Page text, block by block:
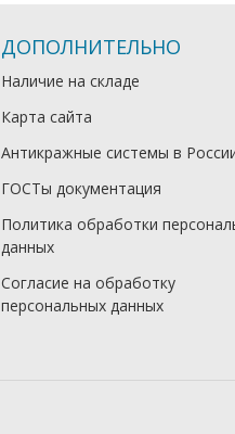
ДОПОЛНИТЕЛЬНО
Наличие на складе
Карта сайта
Антикражные системы в
ГОСТы документация
Политика обработки
данных
Согласие на обработку
персональных данных